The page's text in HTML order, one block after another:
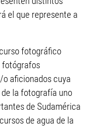
el que represente a
fotográfico
fotógrafos
aficionados cuya
la fotografía uno
de Sudamérica
de agua de la